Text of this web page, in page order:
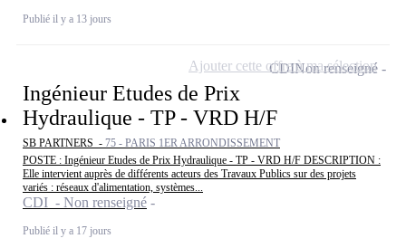
Publié il y a 13 jours
Ingénieur Etudes de Prix
Hydraulique - TP - VRD H/F
SB PARTNERS - 75 - PARIS 1ER ARRONDISSEMENT
POSTE : Ingénieur Etudes de Prix Hydraulique - TP - VRD H/F DESCRIPTION :
Elle intervient auprès de différents acteurs des Travaux Publics sur des projets
variés : réseaux d'alimentation, systèmes...
CDI - Non renseigné
Publié il y a 17 jours
CDINon renseigné
Ajouter cette offre à ma sélection